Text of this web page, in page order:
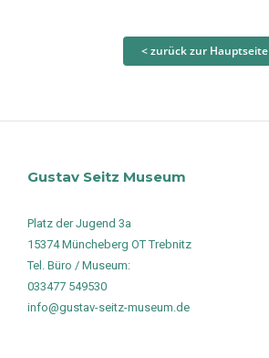
< zurück zur Hauptseite
Gustav Seitz Museum
Platz der Jugend 3a
15374 Müncheberg OT Trebnitz
Tel. Büro / Museum:
033477 549530
info@gustav-seitz-museum.de